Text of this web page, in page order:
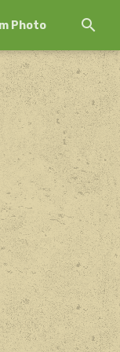
Photo